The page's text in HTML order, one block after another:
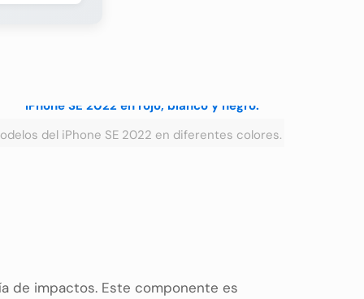
del iPhone SE 2022 en diferentes colores.
de impactos. Este componente es